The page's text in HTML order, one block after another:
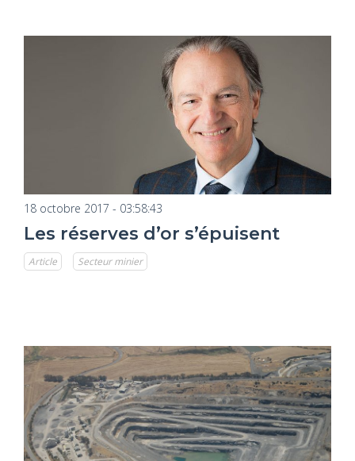
18 octobre 2017 - 03:58:43
Les réserves d’or s’épuisent
Article Secteur minier